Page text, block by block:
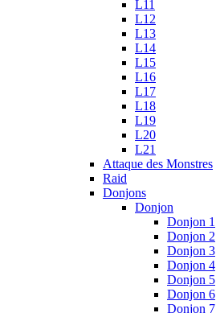
L11
L12
L13
L14
L15
L16
L17
L18
L19
L20
L21
Attaque des Monstres
Raid
Donjons
Donjon
Donjon 1
Donjon 2
Donjon 3
Donjon 4
Donjon 5
Donjon 6
Donjon 7